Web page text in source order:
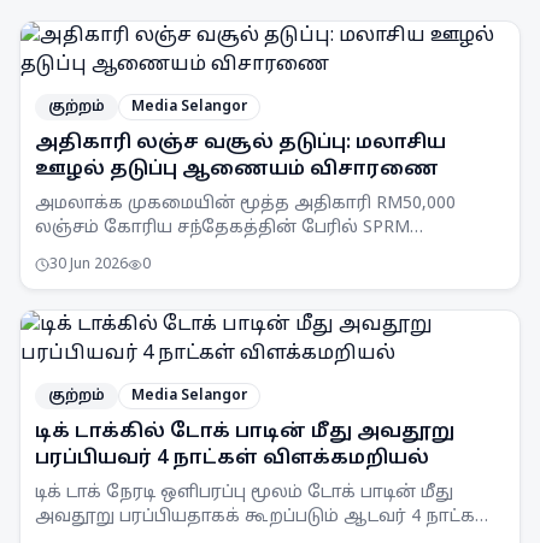
குற்றம் Media Selangor
அதிகாரி லஞ்ச வசூல் தடுப்பு: மலாசிய
ஊழல் தடுப்பு ஆணையம் விசாரணை
அமலாக்க முகமையின் மூத்த அதிகாரி RM50,000
லஞ்சம் கோரிய சந்தேகத்தின் பேரில் SPRM
30 Jun 2026 0
குற்றம் Media Selangor
டிக் டாக்கில் டோக் பாடின் மீது அவதூறு
பரப்பியவர் 4 நாட்கள் விளக்கமறியல்
டிக் டாக் நேரடி ஒளிபரப்பு மூலம் டோக் பாடின் மீது
அவதூறு பரப்பியதாகக் கூறப்படும் ஆடவர் 4 நாட்கள்